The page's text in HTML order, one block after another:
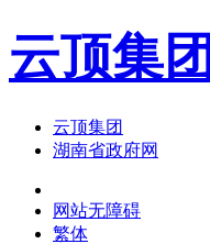
云顶集团
云顶集团
湖南省政府网
网站无障碍
繁体